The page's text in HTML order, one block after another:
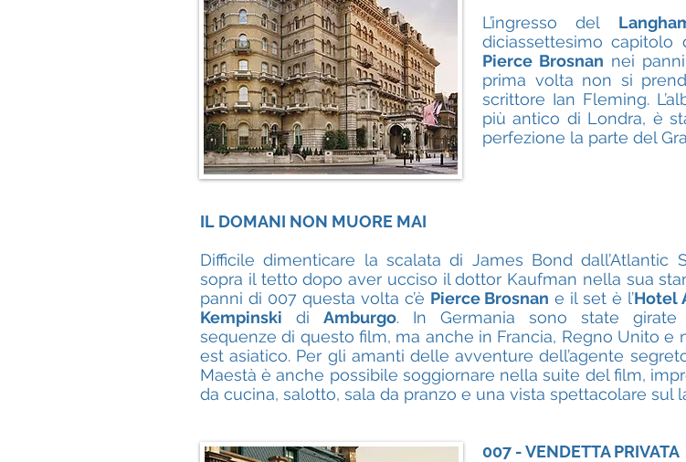
L’ingresso del
diciassettesimo
Pierce Brosnan nei
prima volta non si
scrittore Ian Fleming.
più antico di Londra, è
perfezione la parte del
IL DOMANI NON MUORE MAI
Difficile dimenticare la scalata di James Bond dall’Atlantic
sopra il tetto dopo aver ucciso il dottor Kaufman nella sua
panni di 007 questa volta c’è Pierce Brosnan e il set è l’Hotel
Kempinski di Amburgo. In Germania sono state girate
sequenze di questo film, ma anche in Francia, Regno Unito e
est asiatico. Per gli amanti delle avventure dell’agente
Maestà è anche possibile soggiornare nella suite del film,
da cucina, salotto, sala da pranzo e una vista spettacolare sul
007 - VENDETTA PRIVATA